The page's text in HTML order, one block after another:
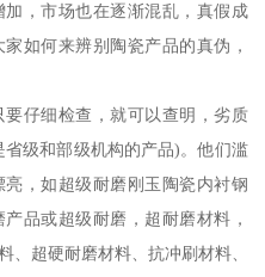
，市场也在逐渐混乱，真假成
如何来辨别陶瓷产品的真伪，
仔细检查，就可以查明，劣质
级和部级机构的产品)。他们滥
，如超级耐磨刚玉陶瓷内衬钢
品或超级耐磨，超耐磨材料，
、超硬耐磨材料、抗冲刷材料、